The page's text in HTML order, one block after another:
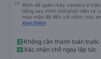
Mình để quên máy camera ở
tiếng sau mình mới phát hiện ra
may mắn đã đến với mình, các
ơn và chúc các anh nhà xe Tùng
Xem thêm
Không cần thanh toán trước
Xác nhận chỗ ngay lập tức